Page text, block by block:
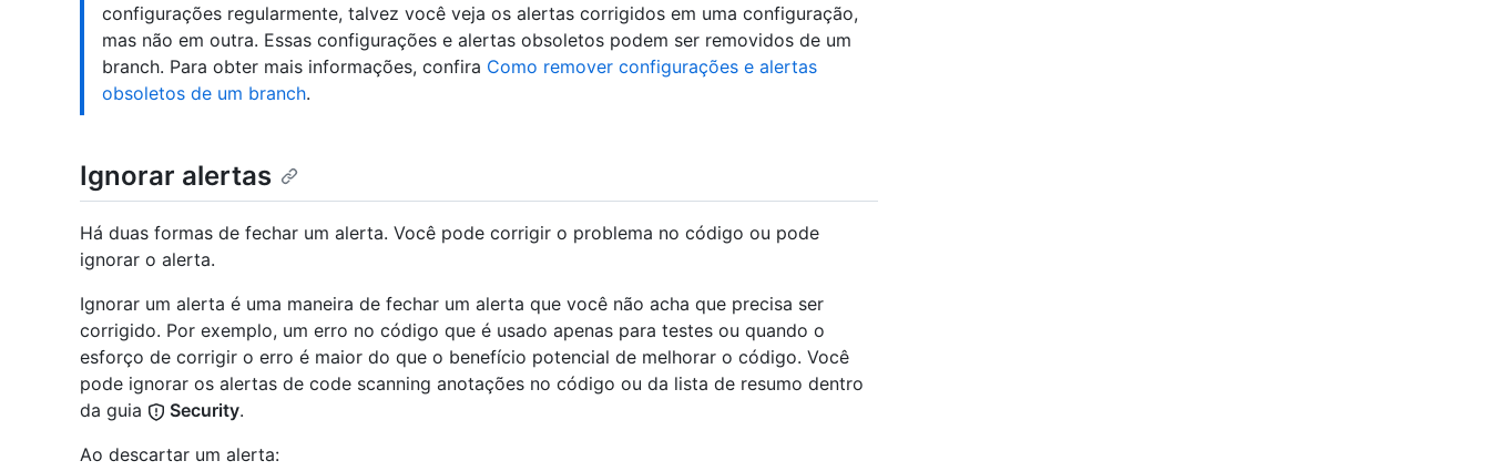
configurações regularmente, talvez você veja os alertas corrigidos em uma configuração,
mas não em outra. Essas configurações e alertas obsoletos podem ser removidos de um
branch. Para obter mais informações, confira Como remover configurações e alertas
obsoletos de um branch.
Ignorar alertas
Há duas formas de fechar um alerta. Você pode corrigir o problema no código ou pode
ignorar o alerta.
Ignorar um alerta é uma maneira de fechar um alerta que você não acha que precisa ser
corrigido. Por exemplo, um erro no código que é usado apenas para testes ou quando o
esforço de corrigir o erro é maior do que o benefício potencial de melhorar o código. Você
pode ignorar os alertas de code scanning anotações no código ou da lista de resumo dentro
da guia
Security.
Ao descartar um alerta: